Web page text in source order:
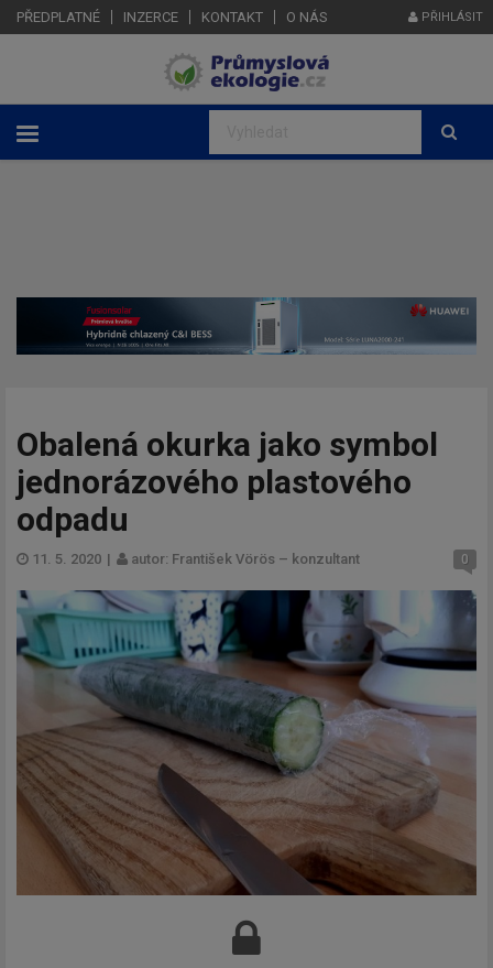
PŘEDPLATNÉ INZERCE KONTAKT O NÁS PŘIHLÁSIT
Obalená okurka jako symbol
jednorázového plastového
odpadu
11. 5. 2020 | autor: František Vörös – konzultant 0